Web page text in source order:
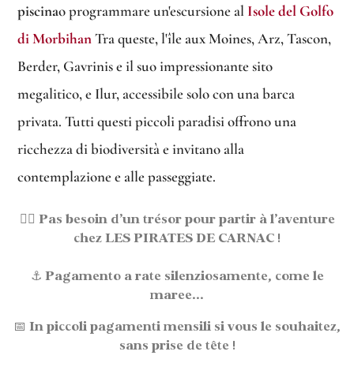
piscinao programmare un'escursione al Isole del Golfo
di Morbihan Tra queste, l'île aux Moines, Arz, Tascon,
Berder, Gavrinis e il suo impressionante sito
megalitico, e Ilur, accessibile solo con una barca
privata. Tutti questi piccoli paradisi offrono una
ricchezza di biodiversità e invitano alla
contemplazione e alle passeggiate.
🏴‍☠️ Pas besoin d’un trésor pour partir à l’aventure
chez LES PIRATES DE CARNAC !
⚓ Pagamento a rate silenziosamente, come le
maree...
📅 In piccoli pagamenti mensili si vous le souhaitez,
sans prise de tête !